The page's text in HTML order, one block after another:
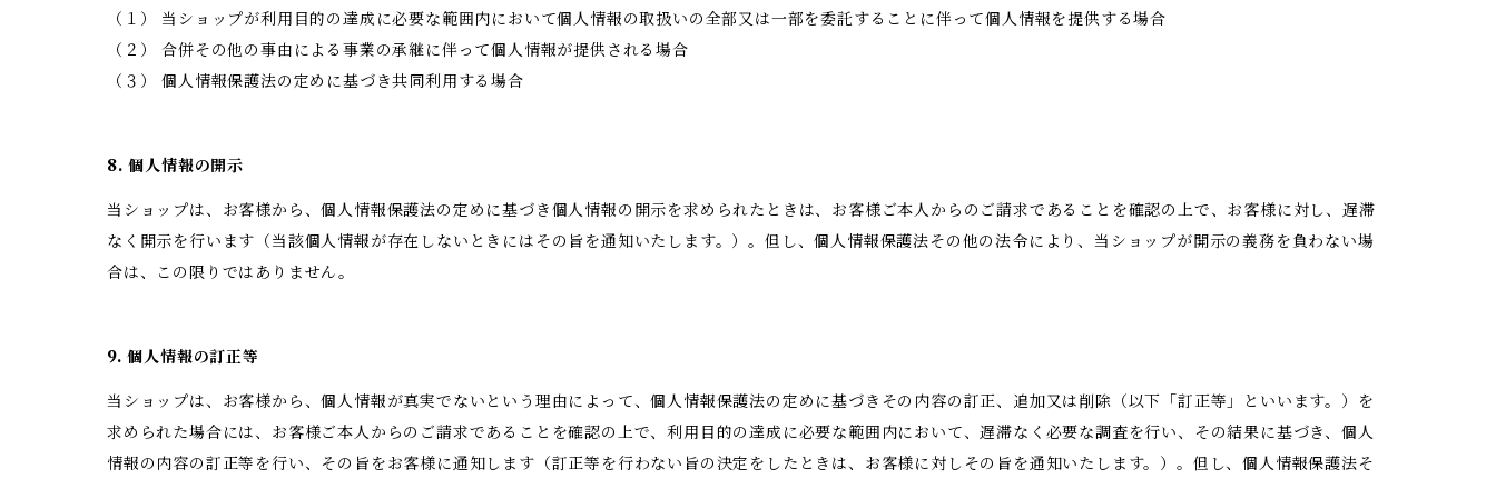
（１） 当ショップが利用目的の達成に必要な範囲内において個人情報の取扱いの全部又は一部を委託することに伴って個人情報を提供する場合
（２） 合併その他の事由による事業の承継に伴って個人情報が提供される場合
（３） 個人情報保護法の定めに基づき共同利用する場合
8. 個人情報の開示
当ショップは、お客様から、個人情報保護法の定めに基づき個人情報の開示を求められたときは、お客様ご本人からのご請求であることを確認の上で、お客様に対し、遅滞
なく開示を行います（当該個人情報が存在しないときにはその旨を通知いたします。）。但し、個人情報保護法その他の法令により、当ショップが開示の義務を負わない場
合は、この限りではありません。
9. 個人情報の訂正等
当ショップは、お客様から、個人情報が真実でないという理由によって、個人情報保護法の定めに基づきその内容の訂正、追加又は削除（以下「訂正等」といいます。）を
求められた場合には、お客様ご本人からのご請求であることを確認の上で、利用目的の達成に必要な範囲内において、遅滞なく必要な調査を行い、その結果に基づき、個人
情報の内容の訂正等を行い、その旨をお客様に通知します（訂正等を行わない旨の決定をしたときは、お客様に対しその旨を通知いたします。）。但し、個人情報保護法そ